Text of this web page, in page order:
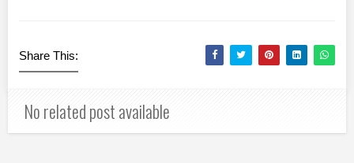
Share This:
No related post available